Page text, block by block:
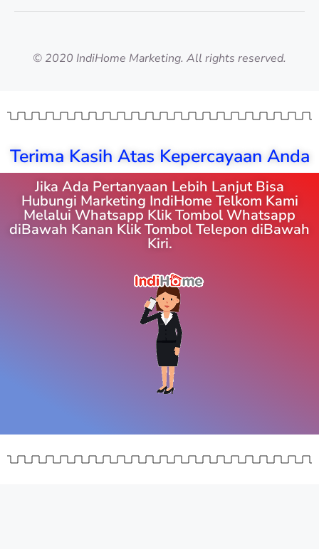
© 2020 IndiHome Marketing. All rights reserved.
Terima Kasih Atas Kepercayaan Anda
Jika Ada Pertanyaan Lebih Lanjut Bisa
Hubungi Marketing IndiHome Telkom Kami
Melalui Whatsapp Klik Tombol Whatsapp
diBawah Kanan Klik Tombol Telepon diBawah
Kiri.